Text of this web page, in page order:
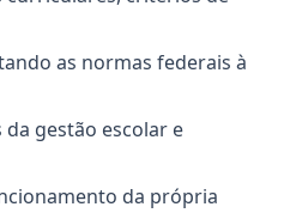
as normas federais à
gestão escolar e
da própria